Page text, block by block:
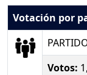
Votación por
Votos: